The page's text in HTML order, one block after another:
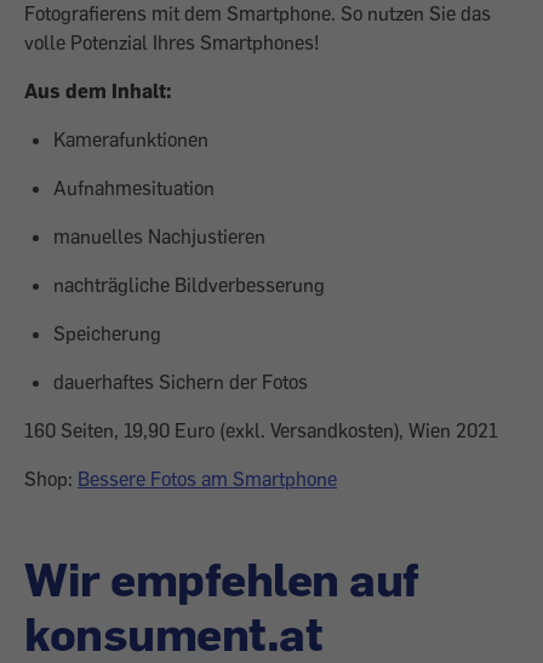
Fotografierens mit dem Smartphone. So nutzen Sie das
volle Potenzial Ihres Smartphones!
Aus dem Inhalt:
Kamerafunktionen
Aufnahmesituation
manuelles Nachjustieren
nachträgliche Bildverbesserung
Speicherung
dauerhaftes Sichern der Fotos
160 Seiten, 19,90 Euro (exkl. Versandkosten), Wien 2021
Shop: Bessere Fotos am Smartphone
Wir empfehlen auf
konsument.at